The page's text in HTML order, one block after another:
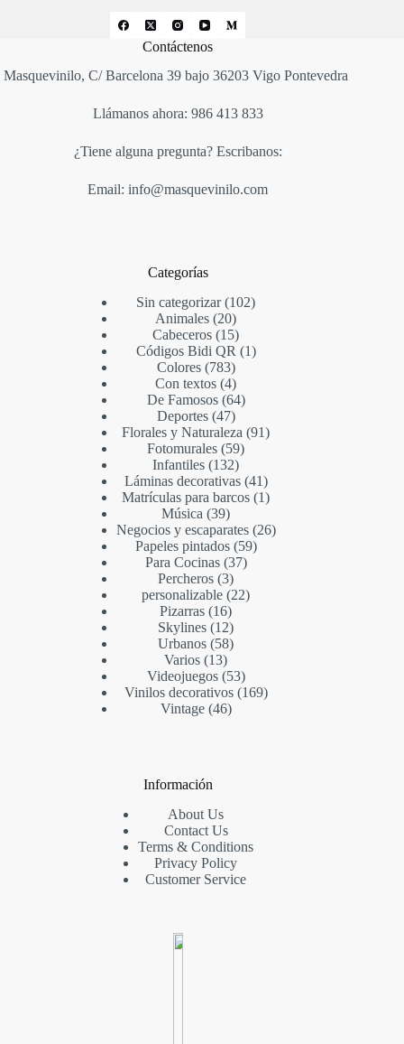
Contáctenos
Masquevinilo, C/ Barcelona 39 bajo 36203 Vigo Pontevedra
Llámanos ahora: 986 413 833
¿Tiene alguna pregunta? Escribanos:
Email: info@masquevinilo.com
Categorías
Sin categorizar 102
Animales 20
Cabeceros 15
Códigos Bidi QR
1
Colores 783
Con textos 4
De Famosos 64
Deportes 47
Florales y Naturaleza 91
Fotomurales 59
Infantiles 132
Láminas decorativas 41
Matrículas para barcos 1
Música 39
Negocios y escaparates 26
Papeles pintados 59
Para Cocinas 37
Percheros 3
personalizable 22
Pizarras 16
Skylines 12
Urbanos 58
Varios 13
Videojuegos 53
Vinilos decorativos 169
Vintage 46
Información
About Us
Contact Us
Terms & Conditions
Privacy Policy
Customer Service